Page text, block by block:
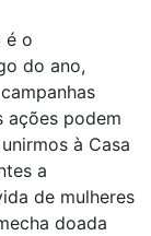
é o
do ano,
ações podem
à Casa
a
de mulheres
doada